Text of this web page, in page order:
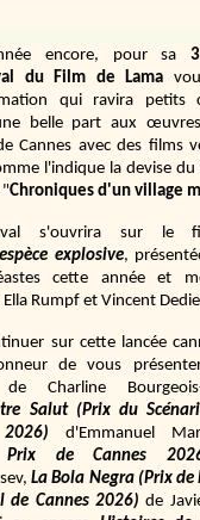
encore, pour sa
du Film de Lama
qui ravira petits
belle part aux
Cannes avec des films
l'indique la devise
"Chroniques d'un village
s'ouvrira sur le
explosive,
cette année et
Rumpf et Vincent
sur cette lancée
de vous
de Charline
Salut (Prix du
d'Emmanuel
Prix de Cannes
La Bola Negra (Prix de
de Cannes 2026) de